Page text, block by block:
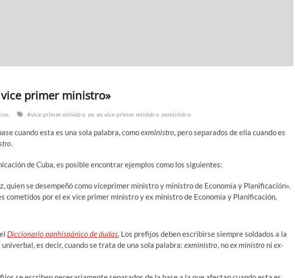
primer ministro»
#vice primer ministro ex ex vice primer ministro exministro
cuando esta es una sola palabra, comoexministro, pero separados de ella cuando es
.
de Cuba, es posible encontrar ejemplos como los siguientes:
quien se desempeñó como viceprimer ministro y ministro de Economía y Planificación».
cometidos por el ex vice primer ministro y ex ministro de Economía y Planificación,
Diccionario panhispánico de dudas, Los prefijos deben escribirse siempre soldados a la
es decir, cuando se trata de una sola palabra: exministro, noex ministro ni ex-